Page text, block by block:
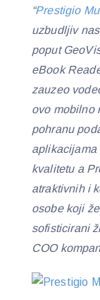
“Prestigio
uzbudljiv
poput
eBook
zauzeo
ovo mobilno
pohranu
kvalitetu a
atraktivnih i
osobe koji
sofisticirani
COO